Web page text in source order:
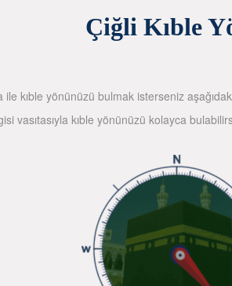
Çiğli Kıble
kıble yönünüzü bulmak isterseniz
vasıtasıyla kıble yönünüzü kolayca